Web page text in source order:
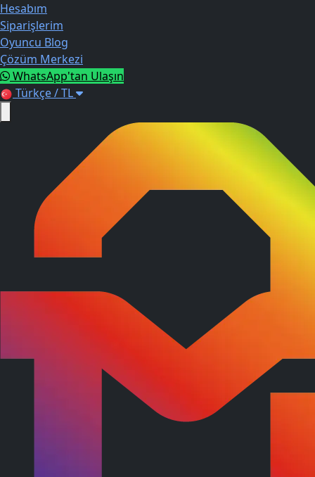
Hesabım
Siparişlerim
Oyuncu Blog
Çözüm Merkezi
WhatsApp'tan Ulaşın
Türkçe / TL